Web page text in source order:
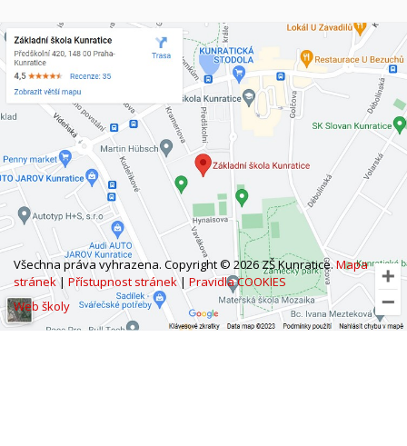
Všechna práva vyhrazena. Copyright © 2026 ZŠ Kunratice.Mapa
stránek| Přístupnost stránek| Pravidla COOKIES
Web školy